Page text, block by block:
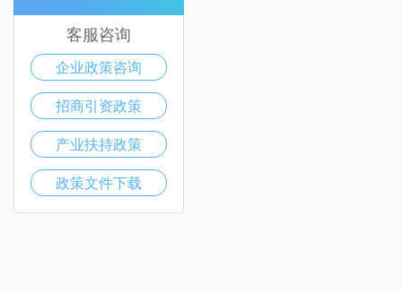
客服咨询
企业政策咨询
招商引资政策
产业扶持政策
政策文件下载